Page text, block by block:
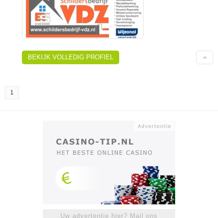
BEKIJK VOLLEDIG PROFIEL
1
Uw advertentie hier? Mail ons